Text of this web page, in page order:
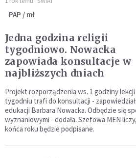
PAP / mł
Jedna godzina religii
tygodniowo. Nowacka
zapowiada konsultacje w
najbliższych dniach
Projekt rozporządzenia ws. 1 godziny
tygodniu trafi do konsultacji -
edukacji Barbara Nowacka. Odbędzie się
wyznaniowymi - dodała. Szefowa MEN
końca roku będzie podpisane.